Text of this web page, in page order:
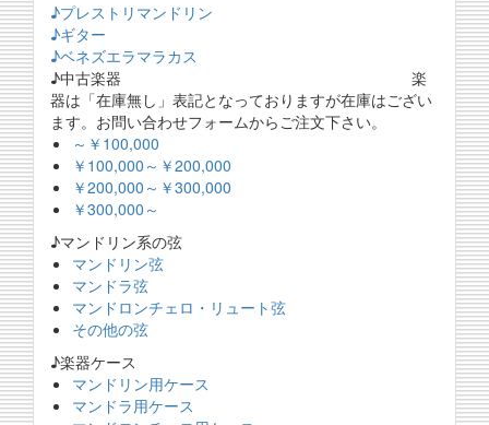
♪プレストリマンドリン
♪ギター
♪ベネズエラマラカス
♪中古楽器 楽
器は「在庫無し」表記となっておりますが在庫はござい
ます。お問い合わせフォームからご注文下さい。
～￥100,000
￥100,000～￥200,000
￥200,000～￥300,000
￥300,000～
♪マンドリン系の弦
マンドリン弦
マンドラ弦
マンドロンチェロ・リュート弦
その他の弦
♪楽器ケース
マンドリン用ケース
マンドラ用ケース